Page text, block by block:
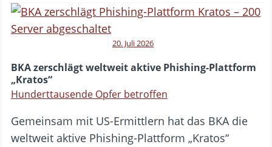
20. Juli 2026
BKA zerschlägt weltweit aktive Phishing-Plattform
„Kratos“
Hunderttausende Opfer betroffen
Gemeinsam mit US-Ermittlern hat das BKA die
weltweit aktive Phishing-Plattform „Kratos“